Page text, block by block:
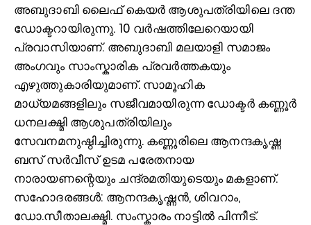
അബുദാബി ലൈഫ് കെയർ ആശുപത്രിയിലെ ദന്ത
ഡോക്ടറായിരുന്നു. 10 വർഷത്തിലേറെയായി
പ്രവാസിയാണ്. അബുദാബി മലയാളി സമാജം
അംഗവും സാംസ്കാരിക പ്രവർത്തകയും
എഴുത്തുകാരിയുമാണ്. സാമൂഹിക
മാധ്യമങ്ങളിലും സജീവമായിരുന്ന ഡോക്ടർ കണ്ണൂർ
ധനലക്ഷ്മി ആശുപത്രിയിലും
സേവനമനുഷ്ഠിച്ചിരുന്നു. കണ്ണൂരിലെ ആനന്ദകൃഷ്ണ
ബസ് സർവീസ് ഉടമ പരേതനായ
നാരായണന്റെയും ചന്ദ്രമതിയുടെയും മകളാണ്.
സഹോദരങ്ങള്‍: ആനന്ദകൃഷ്ണൻ, ശിവറാം,
ഡോ.സീതാലക്ഷ്മി. സംസ്കാരം നാട്ടില്‍ പിന്നീട്.